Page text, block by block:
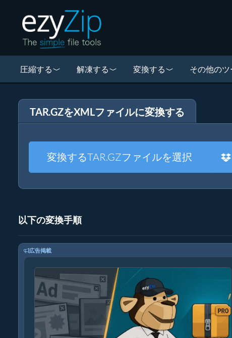
圧縮する 解凍する 変換する その他のツ
TAR.GZをXMLファイルに変換する
変換するTAR.GZファイルを選択
以下の変換手順
広告掲載